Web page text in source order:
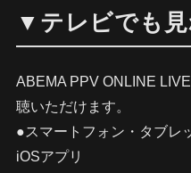
▼テレビでも見
ABEMA PPV ONLINE
聴いただけます。
●スマートフォン・タブレ
iOSアプリ